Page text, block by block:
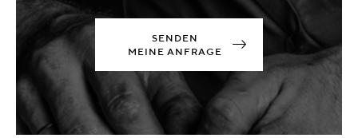
SENDEN
MEINE ANFRAGE